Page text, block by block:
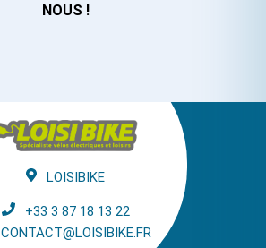
NOUS !
LOISIBIKE
+33 3 87 18 13 22
CONTACT@LOISIBIKE.FR